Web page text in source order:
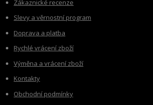
Zákaznické recenze
Slevy a věrnostní program
Doprava a platba
Rychlé vrácení zboží
Výměna a vrácení zboží
Kontakty
Obchodní podmínky